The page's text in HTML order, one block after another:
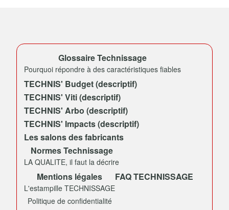
Glossaire Technissage
Pourquoi répondre à des caractéristiques fiables
TECHNIS' Budget (descriptif)
TECHNIS' Viti (descriptif)
TECHNIS' Arbo (descriptif)
TECHNIS' Impacts (descriptif)
Les salons des fabricants
Normes Technissage
LA QUALITE, il faut la décrire
Mentions légales
L'estampille TECHNISSAGE
Politique de confidentialité
FAQ TECHNISSAGE